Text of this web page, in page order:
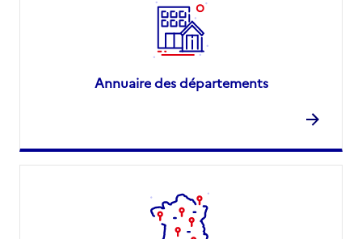
Annuaire des départements